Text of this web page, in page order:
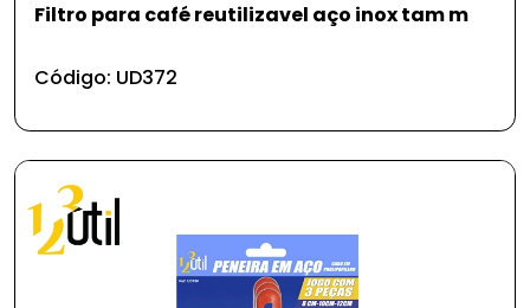
Filtro para café reutilizavel aço inox tam m
Código: UD372